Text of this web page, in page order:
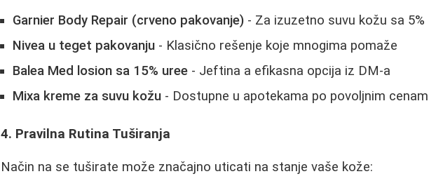
Garnier Body Repair (crveno pakovanje) - Za izuzetno suvu kožu sa 5%
Nivea u teget pakovanju - Klasično rešenje koje mnogima pomaže
Balea Med losion sa 15% uree - Jeftina a efikasna opcija iz DM-a
Mixа kreme za suvu kožu - Dostupne u apotekama po povoljnim
4. Pravilna Rutina Tuširanja
Način na se tuširate može značajno uticati na stanje vaše kože: